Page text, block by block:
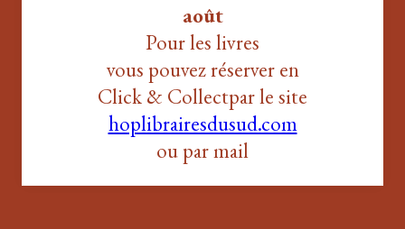
août
Pour les livres
vous pouvez réserver en
Click & Collectpar le site
hoplibrairesdusud.com
ou par mail